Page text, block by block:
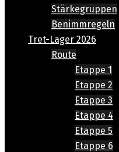
Stärkegruppen
Benimmregeln
Tret-Lager 2026
Route
Etappe 1
Etappe 2
Etappe 3
Etappe 4
Etappe 5
Etappe 6